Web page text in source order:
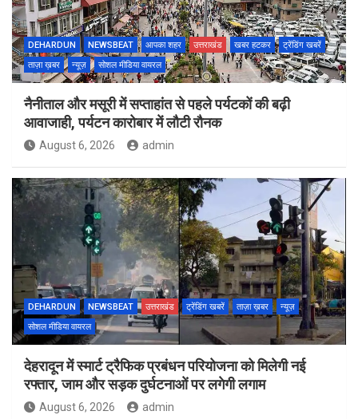
DEHARDUN NEWSBEAT आपका शहर उत्तराखंड खबर हटकर
ट्रेंडिंग खबरें
ताज़ा ख़बर
न्यूज़ सोशल मीडिया वायरल
नैनीताल और मसूरी में सप्ताहांत से पहले पर्यटकों की बढ़ी
आवाजाही, पर्यटन कारोबार में लौटी रौनक
August 6, 2026 admin
DEHARDUN NEWSBEAT उत्तराखंड ट्रेंडिंग खबरें ताज़ा ख़बर
न्यूज़
सोशल मीडिया वायरल
देहरादून में स्मार्ट ट्रैफिक प्रबंधन परियोजना को मिलेगी नई
रफ्तार, जाम और सड़क दुर्घटनाओं पर लगेगी लगाम
August 6, 2026 admin